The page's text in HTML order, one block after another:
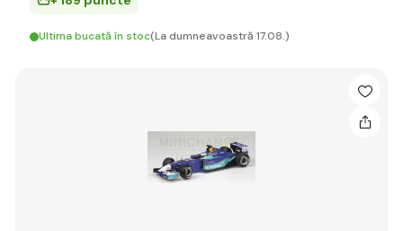
Ultima bucată în stoc(La dumneavoastră 17.08.)